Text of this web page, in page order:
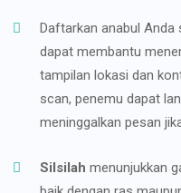
Daftarkan anabul Anda
dapat membantu
tampilan lokasi dan
scan, penemu dapat
meninggalkan pesan
Silsilah menunjukkan